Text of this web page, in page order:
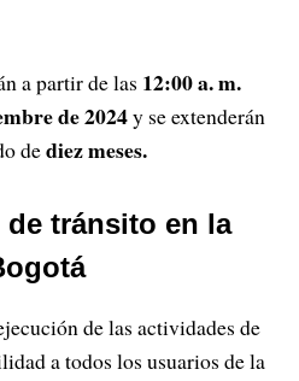
a partir de las 12:00 a. m.
de 2024y se extenderán
dediez meses.
tránsito en la
de las actividades de
a todos los usuarios de la